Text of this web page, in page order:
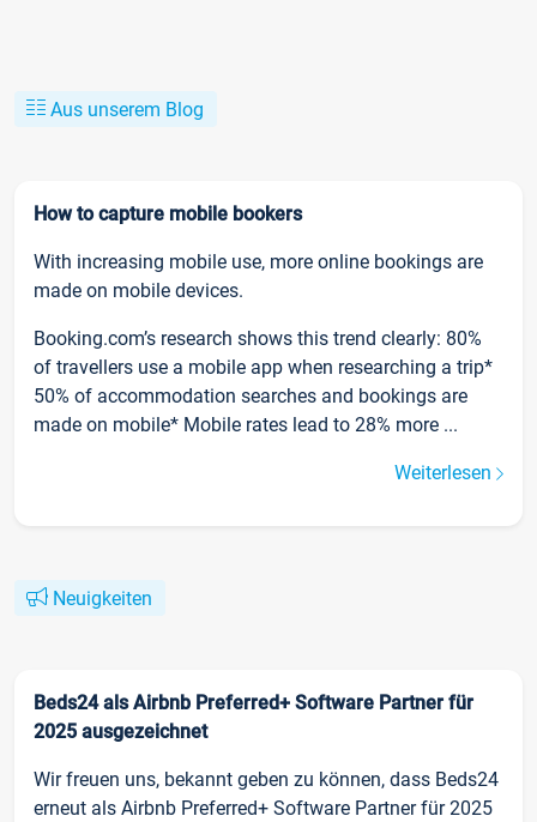
Aus unserem Blog
How to capture mobile bookers
With increasing mobile use, more online bookings are
made on mobile devices.
Booking.com’s research shows this trend clearly: 80%
of travellers use a mobile app when researching a trip*
50% of accommodation searches and bookings are
made on mobile* Mobile rates lead to 28% more ...
Weiterlesen
Neuigkeiten
Beds24 als Airbnb Preferred+ Software Partner für
2025 ausgezeichnet
Wir freuen uns, bekannt geben zu können, dass Beds24
erneut als Airbnb Preferred+ Software Partner für 2025